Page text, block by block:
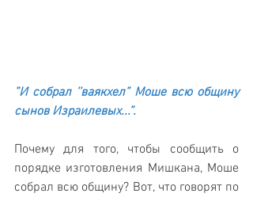
”И собрал ’’ваякхел” Моше всю общину
сынов Израилевых...”.
Почему для того, чтобы сообщить о
порядке изготовления Мишкана, Моше
собрал всю общину? Вот, что говорят по